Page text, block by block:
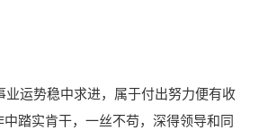
业运势稳中求进，属于付出努力便有收
踏实肯干，一丝不苟，深得领导和同